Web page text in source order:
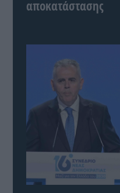
αποκατάστασης